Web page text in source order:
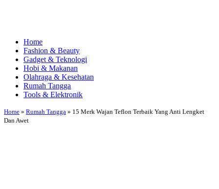
Home
Fashion & Beauty
Gadget & Teknologi
Hobi & Makanan
Olahraga & Kesehatan
Rumah Tangga
Tools & Elektronik
Home » Rumah Tangga » 15 Merk Wajan Teflon Terbaik Yang Anti Lengket
Dan Awet